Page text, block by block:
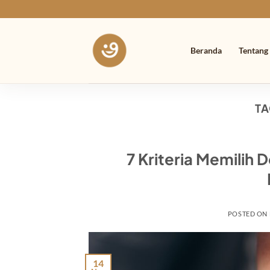
to
Beranda
7 Kriteria Memilih
POSTED ON
14